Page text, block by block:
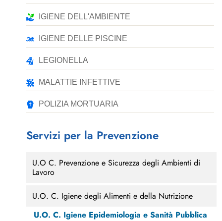
IGIENE DELL'AMBIENTE
IGIENE DELLE PISCINE
LEGIONELLA
MALATTIE INFETTIVE
POLIZIA MORTUARIA
Servizi per la Prevenzione
U.O C. Prevenzione e Sicurezza degli Ambienti di
Lavoro
U.O. C. Igiene degli Alimenti e della Nutrizione
U.O. C. Igiene Epidemiologia e Sanità Pubblica